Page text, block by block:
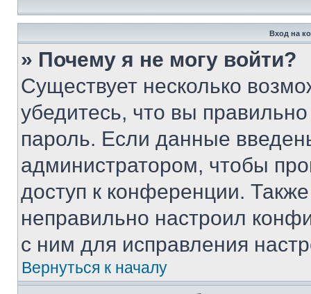
Вход на
» Почему я не могу войти?
Существует несколько
убедитесь, что вы
пароль. Если данные
администратором, чтобы
доступ к конференции.
неправильно настроил
с ним для исправления
Вернуться к началу